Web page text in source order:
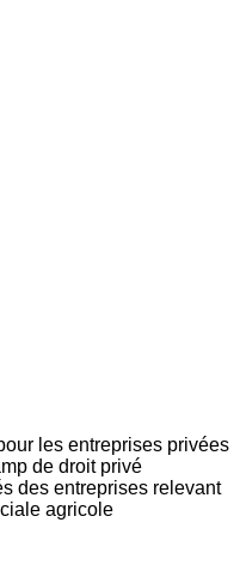
les entreprises privées
de droit privé
des entreprises relevant
agricole